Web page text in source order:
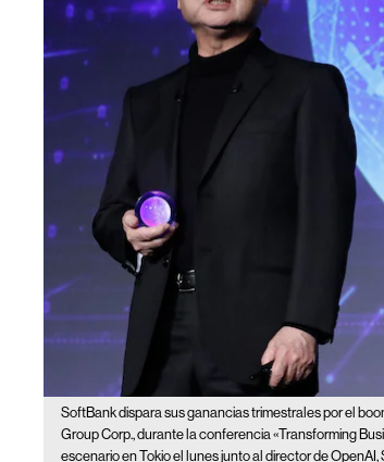
SoftBank dispara sus ganancias trimestrales por el
Group Corp., durante la conferencia «Transforming
escenario en Tokio el lunes junto al director de